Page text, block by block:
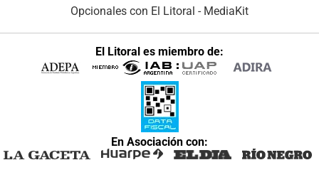
Opcionales con El Litoral - MediaKit
El Litoral es miembro de:
En Asociación con: